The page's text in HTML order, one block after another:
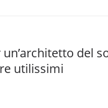
un’architetto del
utilissimi